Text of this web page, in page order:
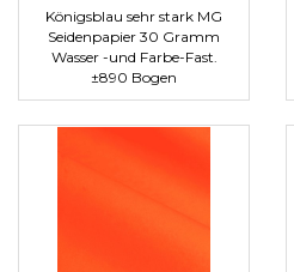
Königsblau sehr stark MG
Seidenpapier 30 Gramm
Wasser -und Farbe-Fast.
±890 Bogen